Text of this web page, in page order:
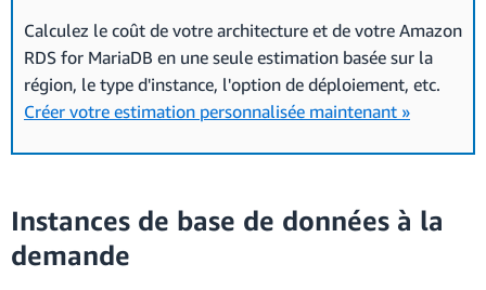
Calculez le coût de votre architecture et de votre Amazon
RDS for MariaDB en une seule estimation basée sur la
région, le type d'instance, l'option de déploiement, etc.
Créer votre estimation personnalisée maintenant »
Instances de base de données à la
demande